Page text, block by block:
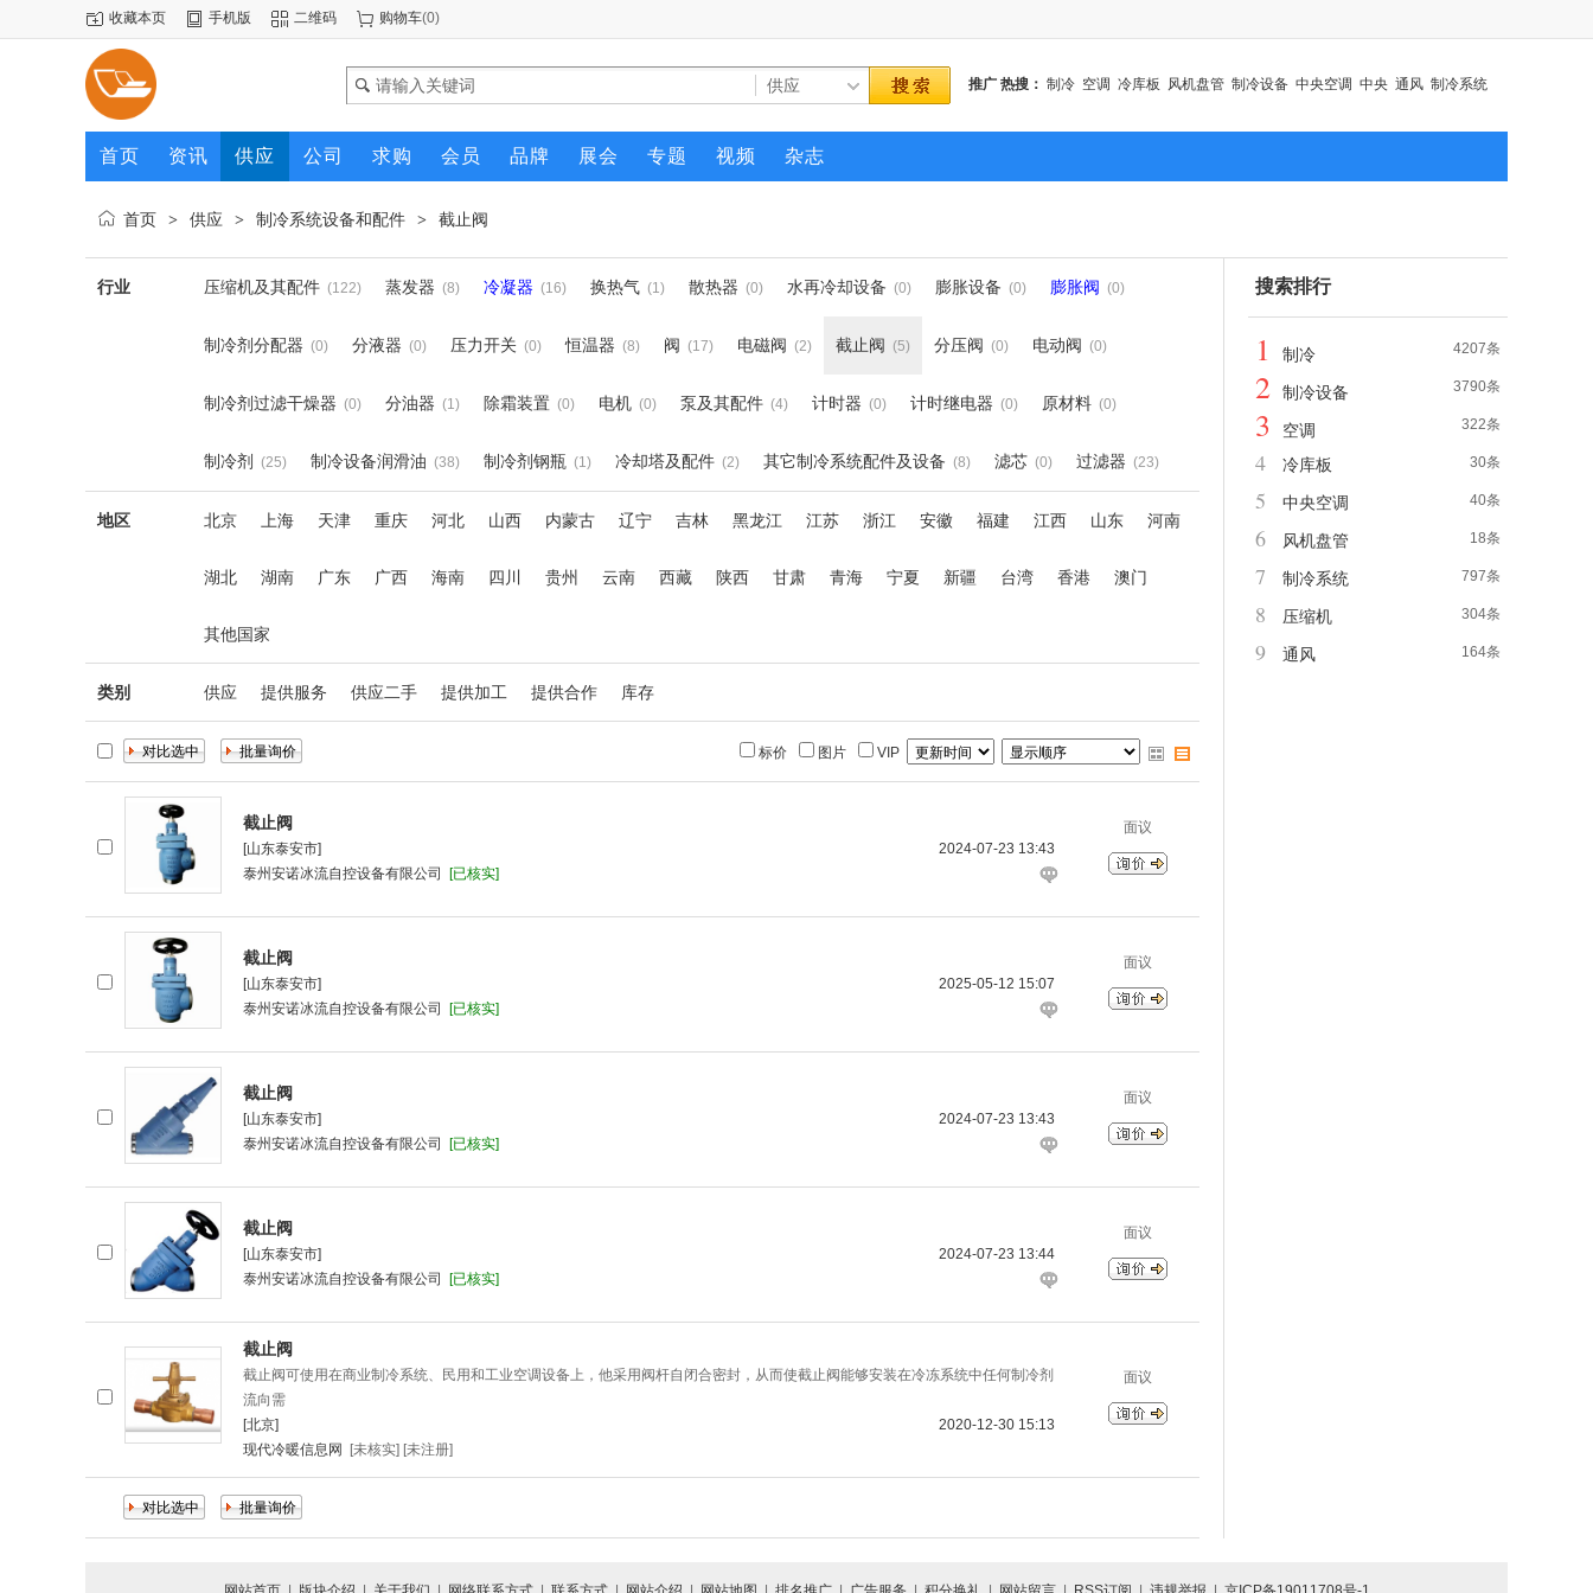
收藏本页 手机版 二维码 购物车(0)
推广 热搜： 制冷 空调 冷库板 风机盘管 制冷设备 中央空调 中央 通风 制冷系统
首页 资讯 供应 公司 求购 会员 品牌 展会 专题 视频 杂志
首页 > 供应 > 制冷系统设备和配件 > 截止阀
行业 压缩机及其配件 (122) 蒸发器 (8) 冷凝器 (16) 换热气 (1) 散热器 (0) 水再冷却设备 (0) 膨胀设备 (0) 膨胀阀 (0)
制冷剂分配器 (0) 分液器 (0) 压力开关 (0) 恒温器 (8) 阀 (17) 电磁阀 (2) 截止阀 (5) 分压阀 (0) 电动阀 (0)
制冷剂过滤干燥器 (0) 分油器 (1) 除霜装置 (0) 电机 (0) 泵及其配件 (4) 计时器 (0) 计时继电器 (0) 原材料 (0)
制冷剂 (25) 制冷设备润滑油 (38) 制冷剂钢瓶 (1) 冷却塔及配件 (2) 其它制冷系统配件及设备 (8) 滤芯 (0) 过滤器 (23)
地区 北京 上海 天津 重庆 河北 山西 内蒙古 辽宁 吉林 黑龙江 江苏 浙江 安徽 福建 江西 山东 河南
湖北 湖南 广东 广西 海南 四川 贵州 云南 西藏 陕西 甘肃 青海 宁夏 新疆 台湾 香港 澳门
其他国家
类别 供应 提供服务 供应二手 提供加工 提供合作 库存
标价 图片 VIP
截止阀
2024-07-23 13:43
[山东泰安市]
泰州安诺冰流自控设备有限公司
[已核实]
面议
截止阀
2025-05-12 15:07
[山东泰安市]
泰州安诺冰流自控设备有限公司
[已核实]
面议
截止阀
2024-07-23 13:43
[山东泰安市]
泰州安诺冰流自控设备有限公司
[已核实]
面议
截止阀
2024-07-23 13:44
[山东泰安市]
泰州安诺冰流自控设备有限公司
[已核实]
面议
截止阀
截止阀可使用在商业制冷系统、民用和工业空调设备上，他采用阀杆自闭合密封，从而使截止阀能够安装在冷冻系统中任何制冷剂
流向需
2020-12-30 15:13
[北京]
现代冷暖信息网
[未核实] [未注册]
面议
搜索排行
4207条
1 制冷
3790条
2 制冷设备
322条
3 空调
30条
4 冷库板
40条
5 中央空调
18条
6 风机盘管
797条
7 制冷系统
304条
8 压缩机
164条
9 通风